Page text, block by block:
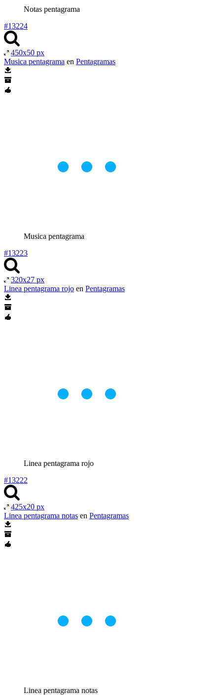
Notas pentagrama
#13224
450x50 px
Musica pentagrama en Pentagramas
Musica pentagrama
#13223
320x27 px
Linea pentagrama rojo en Pentagramas
Linea pentagrama rojo
#13222
425x20 px
Linea pentagrama notas en Pentagramas
Linea pentagrama notas